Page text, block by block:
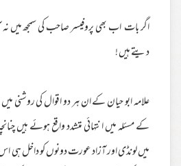
اگر بات اب بھی پروفیسر صاحب کی سمجھ میں
دیتے ہیں !
علامہ ابو حیان کے ان ہر دو اقوال کی روشنی
کے مسئلہ میں انتہائی متشدد واقع ہوئے ہیں
میں لونڈی اور آزاد عورت دونوں کو داخل ہی